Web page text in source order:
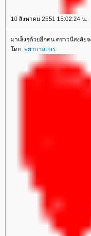
10 สิงหาคม 2551 15:02:24 น.
มาเล็งๆด้วยอีกคน คราวนีสงสัย
ดย: พยาบาลเกเร